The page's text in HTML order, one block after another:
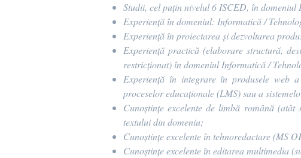
Studii, cel puțin nivelul 6 ISCED, în domeniul
Experiență în domeniul: Informatică /
Experiență în proiectarea și dezvoltarea
Experiență practică (elaborare structură,
restricționat) în domeniul Informatică /
Experiență în integrare în produsele web
proceselor educaționale (LMS) sau a
Cunoștințe excelente de limbă română
textului din domeniu;
Cunoștințe excelente în tehnoredactare (MS
Cunoștințe excelente în editarea multimedia